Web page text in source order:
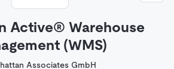
Active® Warehouse
(WMS)
Associates GmbH